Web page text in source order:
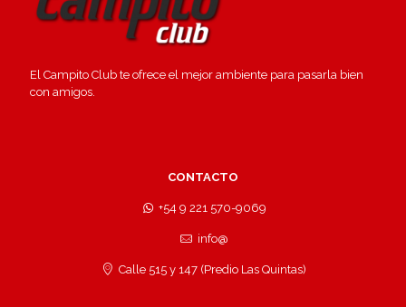
El Campito Club te ofrece el mejor ambiente para pasarla bien
con amigos.
CONTACTO
+54 9 221 570-9069
info@
Calle 515 y 147 (Predio Las Quintas)